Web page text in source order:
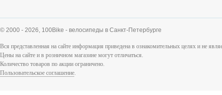
© 2000 - 2026, 100Bike - велосипеды в Санкт-Петербурге
Вся представленная на сайте информация приведена в ознакомительных целях и не
Цены на сайте и в розничном магазине могут отличаться.
Количество товаров по акции ограничено.
Пользовательское соглашение.